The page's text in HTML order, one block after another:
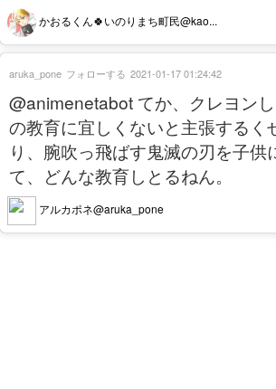
かおるくん🍀いのりまち町民@kao...
@animenetabot てか、クレヨン
の教育に宜しくないと主張するく
り、腕吹っ飛ばす鬼滅の刃を子供
て、どんな教育しとるねん。
アルカポネ@aruka_pone
aruka_pone フォローする 2021-01-17 01:24:42